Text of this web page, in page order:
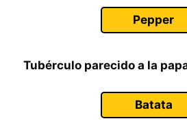
Pepper
Tubérculo parecido a la
Batata